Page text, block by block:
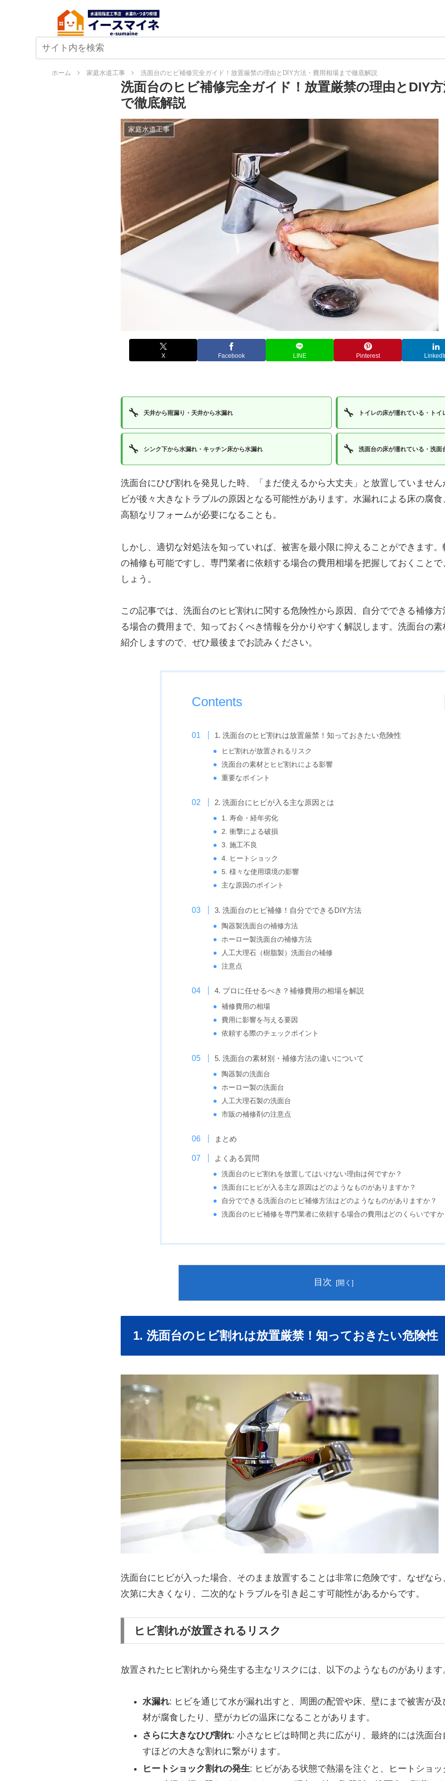
ホーム 家庭水道工事 洗面台のヒビ補修完全ガイド！放置厳禁の理由とDIY方法・費用相場まで徹底解説
洗面台のヒビ補修完全ガイド！放置厳禁の理由とDIY
で徹底解説
家庭水道工事
X Facebook LINE Pinterest
🔧 天井から雨漏り・天井から水漏れ 🔧 トイレの床が濡れている・トイ
🔧 シンク下から水漏れ・キッチン床から水漏れ 🔧 洗面台の床が濡れている・洗面
洗面台にひび割れを発見した時、「まだ使えるから大丈夫」と放置していませ
ビが後々大きなトラブルの原因となる可能性があります。水漏れによる床の腐
高額なリフォームが必要になることも。
しかし、適切な対処法を知っていれば、被害を最小限に抑えることができます
の補修も可能ですし、専門業者に依頼する場合の費用相場を把握しておくこと
しょう。
この記事では、洗面台のヒビ割れに関する危険性から原因、自分でできる補修
る場合の費用まで、知っておくべき情報を分かりやすく解説します。洗面台の
紹介しますので、ぜひ最後までお読みください。
Contents
1. 洗面台のヒビ割れは放置厳禁！知っておきたい危険性
ヒビ割れが放置されるリスク
洗面台の素材とヒビ割れによる影響
重要なポイント
2. 洗面台にヒビが入る主な原因とは
1. 寿命・経年劣化
2. 衝撃による破損
3. 施工不良
4. ヒートショック
5. 様々な使用環境の影響
主な原因のポイント
3. 洗面台のヒビ補修！自分でできるDIY方法
陶器製洗面台の補修方法
ホーロー製洗面台の補修方法
人工大理石（樹脂製）洗面台の補修
注意点
4. プロに任せるべき？補修費用の相場を解説
補修費用の相場
費用に影響を与える要因
依頼する際のチェックポイント
5. 洗面台の素材別・補修方法の違いについて
陶器製の洗面台
ホーロー製の洗面台
人工大理石製の洗面台
市販の補修剤の注意点
まとめ
よくある質問
洗面台のヒビ割れを放置してはいけない理由は何ですか？
洗面台にヒビが入る主な原因はどのようなものがありますか？
自分でできる洗面台のヒビ補修方法はどのようなものがありますか？
洗面台のヒビ補修を専門業者に依頼する場合の費用はどのくらいですか
目次
1. 洗面台のヒビ割れは放置厳禁！知っておきたい危険性
洗面台にヒビが入った場合、そのまま放置することは非常に危険です。なぜな
次第に大きくなり、二次的なトラブルを引き起こす可能性があるからです。
ヒビ割れが放置されるリスク
放置されたヒビ割れから発生する主なリスクには、以下のようなものがあります
水漏れ: ヒビを通じて水が漏れ出すと、周囲の配管や床、壁にまで被害が
材が腐食したり、壁がカビの温床になることがあります。
さらに大きなひび割れ: 小さなヒビは時間と共に広がり、最終的には洗面
すほどの大きな割れに繋がります。
ヒートショック割れの発生: ヒビがある状態で熱湯を注ぐと、ヒートショ